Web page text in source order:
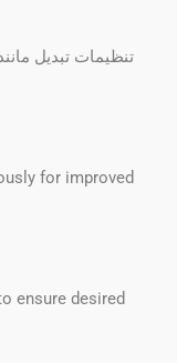
تنظیمات تبدیل
for improved
ensure desired